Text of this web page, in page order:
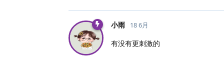
小雨 18 6月
有没有更刺激的